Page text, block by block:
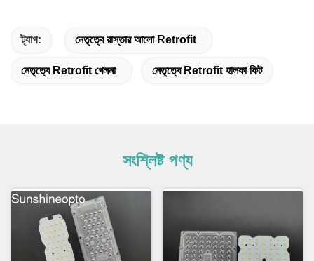
ট্যাগ: নেতৃত্বে রাস্তার আলো Retrofit
নেতৃত্বে Retrofit খেলনা নেতৃত্বে Retrofit হালকা কিট
সংশ্লিষ্ট পণ্য